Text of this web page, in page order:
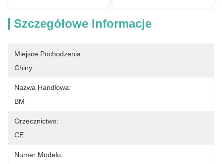
Szczegółowe Informacje
Miejsce Pochodzenia:
Chiny
Nazwa Handlowa:
BM
Orzecznictwo:
CE
Numer Modelu: